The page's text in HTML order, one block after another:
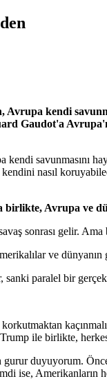
kendi
Gaudot'a
kendi
nasıl
birlikte, Avrupa ve
sonrası gelir.
ve
paralel bir
ile birlikte,
duyuyorum.
ise, Amerikanların